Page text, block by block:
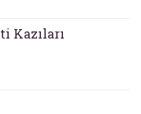
Kazıları